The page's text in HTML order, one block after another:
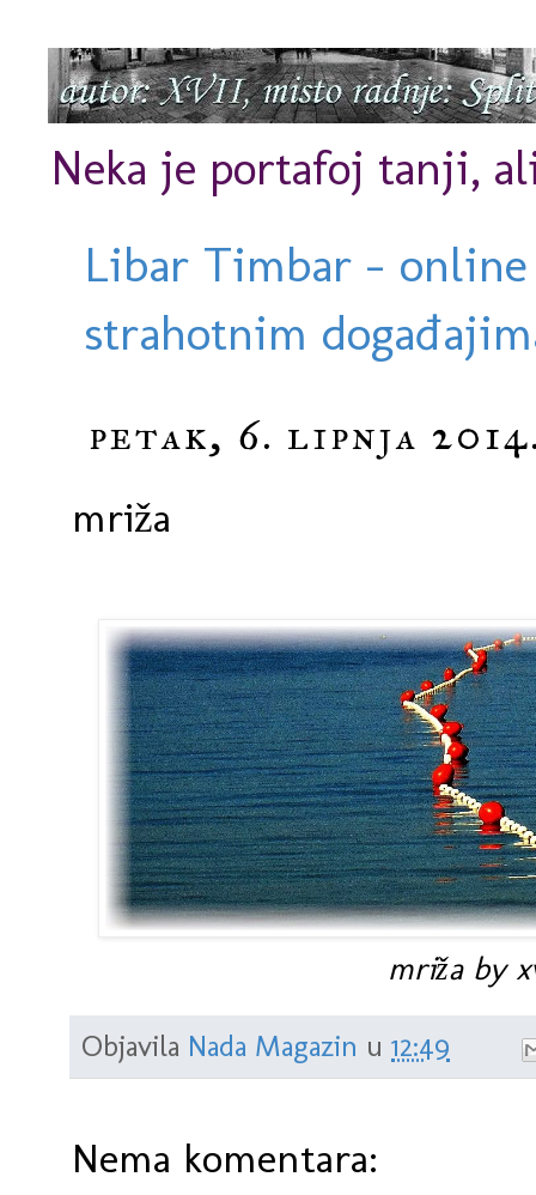
Neka je portafoj tanji,
Libar Timbar -
strahotnim
petak, 6. lipnja
mriža
mriža by
Objavila Nada Magazin u 12:49
Nema komentara: